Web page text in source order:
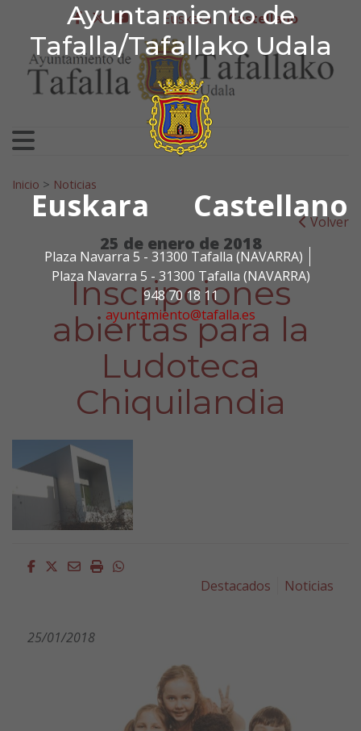
Ayuntamiento de
Tafalla/Tafallako Udala
Euskara Castellano
Plaza Navarra 5 - 31300 Tafalla (NAVARRA)
Plaza Navarra 5 - 31300 Tafalla (NAVARRA)
948 70 18 11
ayuntamiento@tafalla.es
Ir al contenido
Ayuntamiento de
facebook
twitter
youtube
Euskera Castellano
Search for:
Inicio > Noticias
Volver
25 de enero de 2018
Inscripciones
abiertas para la
Ludoteca
Chiquilandia
Facebook
Twitter
EmailImprimirWhatsapp
Destacados
Noticias
25/01/2018